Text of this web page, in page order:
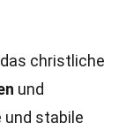
christliche
und
und stabile